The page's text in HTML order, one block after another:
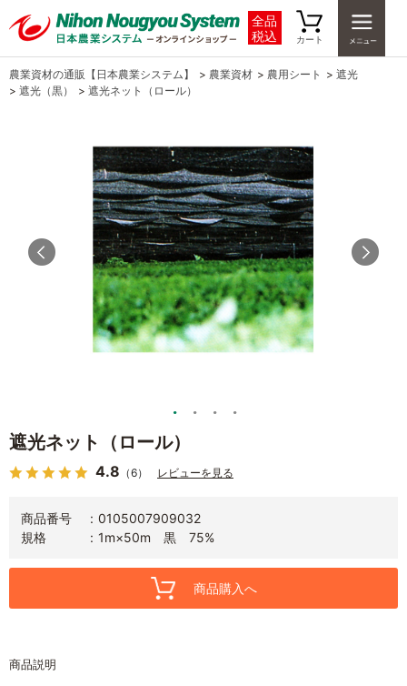
全品
税込
カート
農業資材の通販【日本農業システム】 > 農業資材 > 農用シート > 遮光
> 遮光（黒） > 遮光ネット（ロール）
遮光ネット（ロール）
4.8 （6） レビューを見る
商品番号
0105007909032
規格
1m×50m 黒 75%
商品購入へ
商品説明